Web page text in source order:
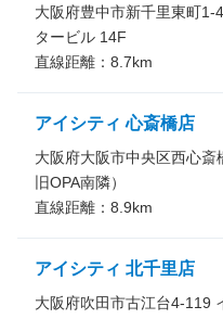
大阪府豊中市新千里東町1-
タービル 14F
直線距離： 8.7km
アイシティ 心斎橋店
大阪府大阪市中央区西心
旧OPA南隣）
直線距離： 8.9km
アイシティ 北千里店
大阪府吹田市古江台4-119